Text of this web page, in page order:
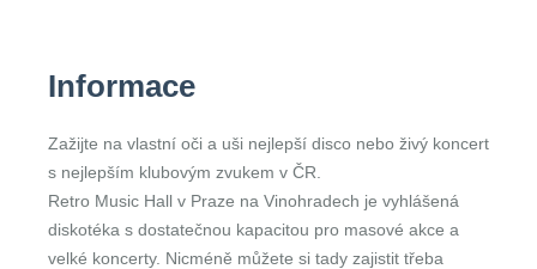
Informace
Zažijte na vlastní oči a uši nejlepší disco nebo živý koncert
s nejlepším klubovým zvukem v ČR.
Retro Music Hall v Praze na Vinohradech je vyhlášená
diskotéka s dostatečnou kapacitou pro masové akce a
velké koncerty. Nicméně můžete si tady zajistit třeba